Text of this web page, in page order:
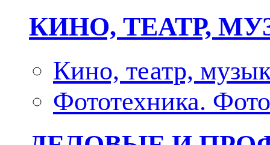
КИНО, ТЕАТР,
Кино, театр,
Фототехника.